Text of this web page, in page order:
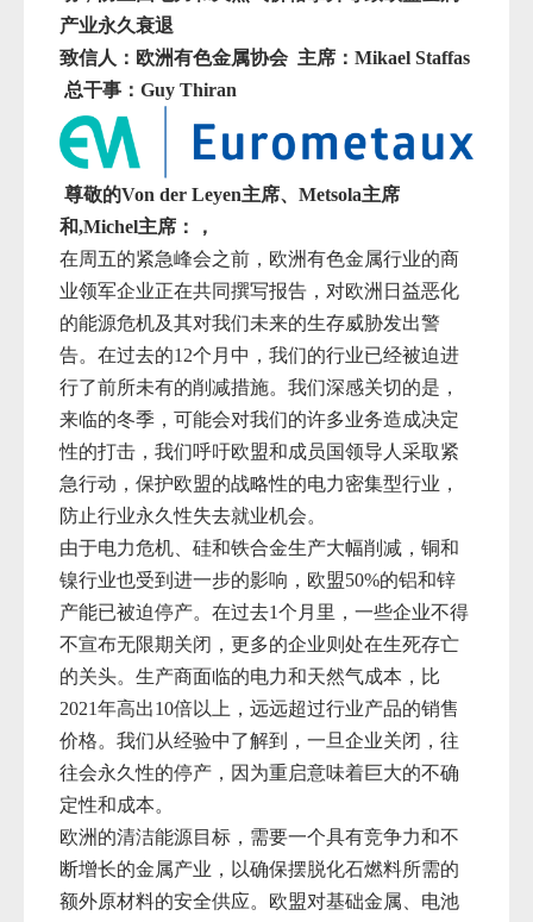
产业永久衰退
致信人： 欧洲有色金属协会 主席：Mikael Staffas
总干事：Guy Thiran
尊敬的Von der Leyen主席、Metsola主席
和,Michel主席：，
在周五的紧急峰会之前，欧洲有色金属行业的商
业领军企业正在共同撰写报告，对欧洲日益恶化
的能源危机及其对我们未来的生存威胁发出警
告。在过去的12个月中，我们的行业已经被迫进
行了前所未有的削减措施。我们深感关切的是，
来临的冬季，可能会对我们的许多业务造成决定
性的打击，我们呼吁欧盟和成员国领导人采取紧
急行动，保护欧盟的战略性的电力密集型行业，
防止行业永久性失去就业机会。
由于电力危机、硅和铁合金生产大幅削减，铜和
镍行业也受到进一步的影响，欧盟50%的铝和锌
产能已被迫停产。在过去1个月里，一些企业不得
不宣布无限期关闭，更多的企业则处在生死存亡
的关头。生产商面临的电力和天然气成本，比
2021年高出10倍以上，远远超过行业产品的销售
价格。我们从经验中了解到，一旦企业关闭，往
往会永久性的停产，因为重启意味着巨大的不确
定性和成本。
欧洲的清洁能源目标，需要一个具有竞争力和不
断增长的金属产业，以确保摆脱化石燃料所需的
额外原材料的安全供应。欧盟对基础金属、电池